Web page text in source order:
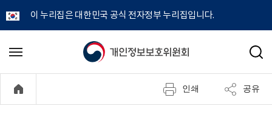
이 누리집은 대한민국 공식 전자정부 누리집입니다.
개
정
메
기
검
인쇄 공유